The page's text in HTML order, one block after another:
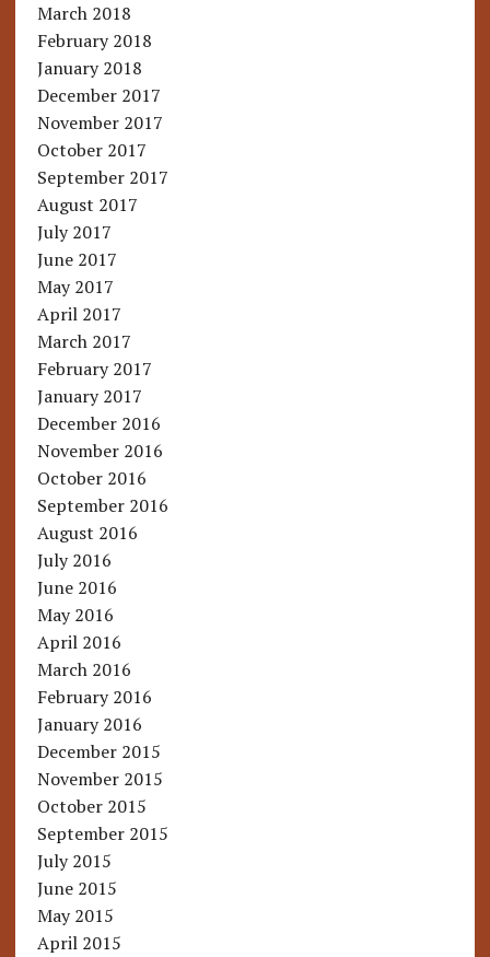
March 2018
February 2018
January 2018
December 2017
November 2017
October 2017
September 2017
August 2017
July 2017
June 2017
May 2017
April 2017
March 2017
February 2017
January 2017
December 2016
November 2016
October 2016
September 2016
August 2016
July 2016
June 2016
May 2016
April 2016
March 2016
February 2016
January 2016
December 2015
November 2015
October 2015
September 2015
July 2015
June 2015
May 2015
April 2015